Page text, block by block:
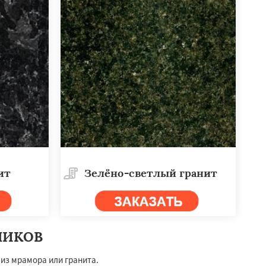
Зелёно-светлый гранит
мрамора или гранита.